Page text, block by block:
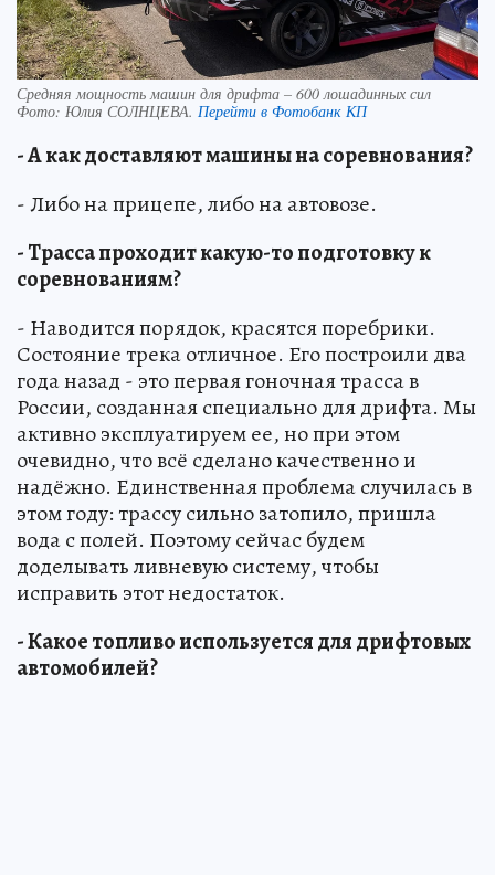
Средняя мощность машин для дрифта – 600 лошадинных сил
Фото: Юлия СОЛНЦЕВА. Перейти в Фотобанк КП
- А как доставляют машины на соревнования?
- Либо на прицепе, либо на автовозе.
- Трасса проходит какую-то подготовку к
соревнованиям?
- Наводится порядок, красятся поребрики.
Состояние трека отличное. Его построили два
года назад - это первая гоночная трасса в
России, созданная специально для дрифта. Мы
активно эксплуатируем ее, но при этом
очевидно, что всё сделано качественно и
надёжно. Единственная проблема случилась в
этом году: трассу сильно затопило, пришла
вода с полей. Поэтому сейчас будем
доделывать ливневую систему, чтобы
исправить этот недостаток.
- Какое топливо используется для дрифтовых
автомобилей?